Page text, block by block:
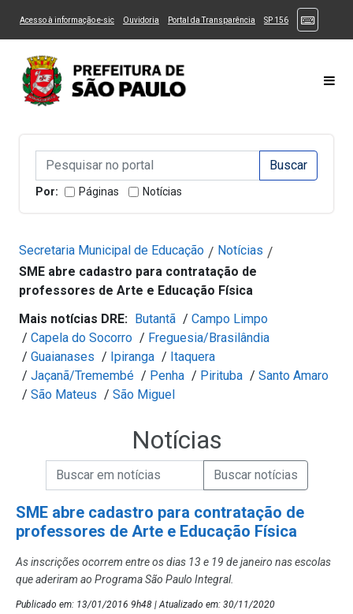
Ir ao Conteúdo Ir para menu principal Ir para busca 3
Alternar Alto Contraste
Acesso à informação e-sic(Link para um novo sítio)
Ouvidoria (Link para um novo sítio)
Portal da Transparência (Link para um novo sítio)
SP 156(Link para um
Campo de Busca de informações
Campo de Busca de informações Enviar a Busca
Por: Páginas Notícias
Secretaria Municipal de Educação / Notícias /
SME abre cadastro para contratação de
professores de Arte e Educação Física
Mais notícias DRE: Butantã / Campo Limpo
/ Capela do Socorro / Freguesia/Brasilândia
/ Guaianases / Ipiranga / Itaquera
/ Jaçanã/Tremembé / Penha / Pirituba / Santo Amaro
/ São Mateus / São Miguel
Notícias
Campo de Busca de Notícias
Campo de Busca de informaçõesEnviar a Busca de Notícias
SME abre cadastro para contratação de
professores de Arte e Educação Física
As inscrições ocorrem entre os dias 13 e 19 de janeiro nas escolas
que aderiram ao Programa São Paulo Integral.
Publicado em: 13/01/2016 9h48 | Atualizado em: 30/11/2020